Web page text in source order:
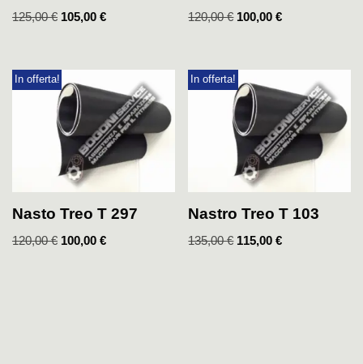
125,00€ 105,00 € 120,00€ 100,00€
In offerta!
Nasto Treo T 297
120,00€ 100,00 €
In offerta!
Nastro Treo T 103
135,00€ 115,00€